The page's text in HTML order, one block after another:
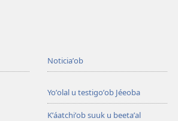
Noticiaʼob
Yoʼolal u testigoʼob Jéeoba
Kʼáatchiʼob suuk u beetaʼal